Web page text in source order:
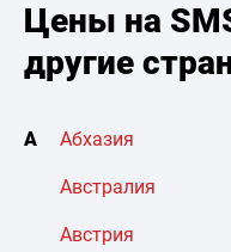
Цены на
другие
А Абхазия
Австралия
Австрия